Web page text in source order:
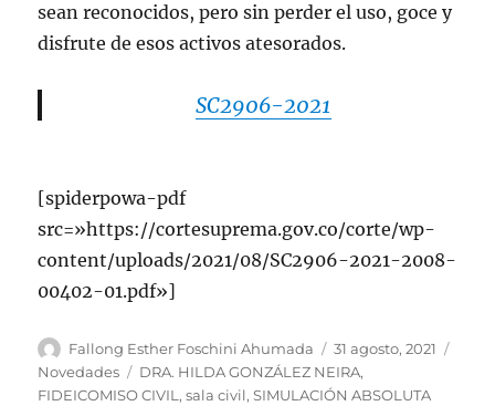
sean reconocidos, pero sin perder el uso, goce y
disfrute de esos activos atesorados.
SC2906-2021
[spiderpowa-pdf
src=»https://cortesuprema.gov.co/corte/wp-
content/uploads/2021/08/SC2906-2021-2008-
00402-01.pdf»]
Autor
Fallong Esther Foschini Ahumada
Publicado
el
31 agosto, 2021
Novedades
Etiquetas
DRA. HILDA GONZÁLEZ NEIRA,
FIDEICOMISO CIVIL ,sala civil,SIMULACIÓN ABSOLUTA